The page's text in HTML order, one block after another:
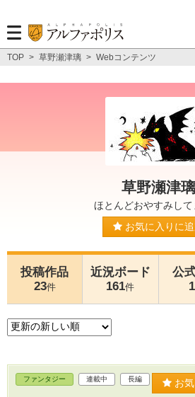
TOP > 草野瀬津璃 > Webコンテンツ
草野瀬津璃
ほとんどおやすみして
お気に入りに
投稿作品
23件
近況ボード
161件
公
1
ファンタジー 連載中 長編 お